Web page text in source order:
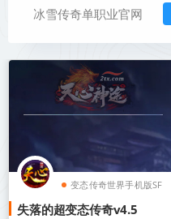
冰雪传奇单职业官网
变态传奇世界手机版SF
变态传奇单职业游戏盒
失落的超变态传奇v4.5